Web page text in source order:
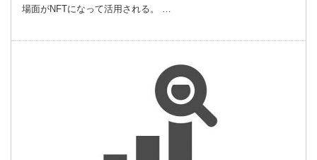
場面がNFTになって活用される。 …